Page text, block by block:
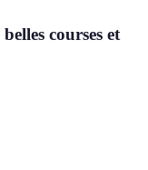
courses et